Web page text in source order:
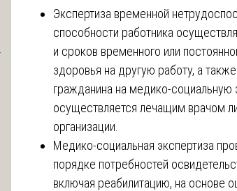
Экспертиза временной
способности работника
и сроков временного или
здоровья на другую работу, а
гражданина на медико-социальную
осуществляется лечащим врачом
организации.
Медико-социальная экспертиза
порядке потребностей
включая реабилитацию, на основе